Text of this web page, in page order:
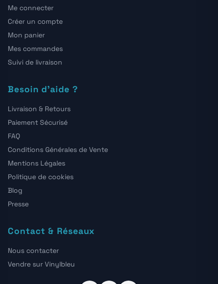
Me connecter
Créer un compte
Mon panier
Mes commandes
Suivi de livraison
Besoin d'aide ?
Livraison & Retours
Paiement Sécurisé
FAQ
Conditions Générales de Vente
Mentions Légales
Politique de cookies
Blog
Presse
Contact & Réseaux
Nous contacter
Vendre sur Vinylbleu